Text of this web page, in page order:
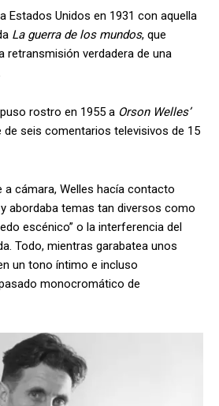
Estados Unidos en 1931 con aquella
La guerra de los mundos, que
retransmisión verdadera de una
rostro en 1955 a Orson Welles’
de seis comentarios televisivos de 15
a cámara, Welles hacía contacto
abordaba temas tan diversos como
escénico” o la interferencia del
Todo, mientras garabatea unos
un tono íntimo e incluso
monocromático de